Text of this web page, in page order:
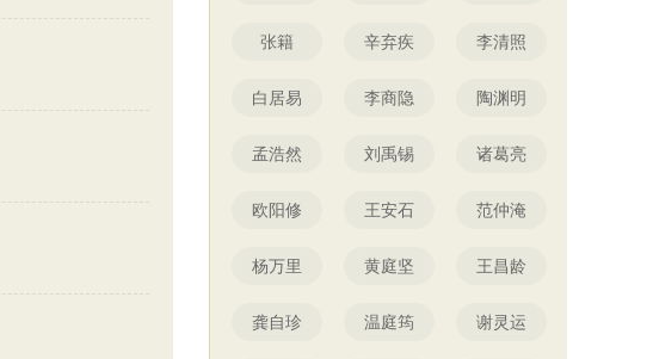
张籍 辛弃疾 李清照
白居易 李商隐 陶渊明
孟浩然 刘禹锡 诸葛亮
欧阳修 王安石 范仲淹
杨万里 黄庭坚 王昌龄
龚自珍 温庭筠 谢灵运